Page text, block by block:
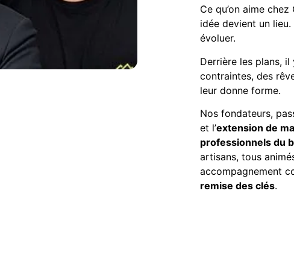
Ce qu’on aime
idée devient un
évoluer.
Derrière les plans,
contraintes, des
leur donne forme.
Nos fondateurs,
et l’extension de
professionnels du
artisans, tous
accompagnement
remise des clés.